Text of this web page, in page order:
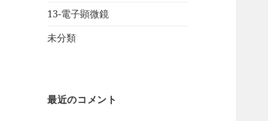
13-電子顕微鏡
未分類
最近のコメント